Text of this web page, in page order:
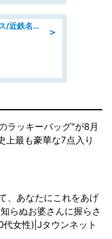
＞
介護職・ヘルパー/デイサービス/近鉄名古屋線 高田本山/津市/三重県
ラッキーバッグ"が8月
上最も豪華な7点入り
、あなたにこれをあげ
らぬお婆さんに握らさ
女性)|Jタウンネット